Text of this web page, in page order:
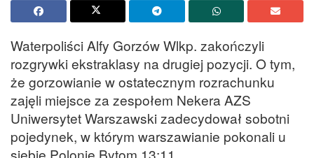
Waterpoliści Alfy Gorzów Wlkp. zakończyli
rozgrywki ekstraklasy na drugiej pozycji. O tym,
że gorzowianie w ostatecznym rozrachunku
zajęli miejsce za zespołem Nekera AZS
Uniwersytet Warszawski zadecydował sobotni
pojedynek, w którym warszawianie pokonali u
siebie Polonię Bytom 13:11.